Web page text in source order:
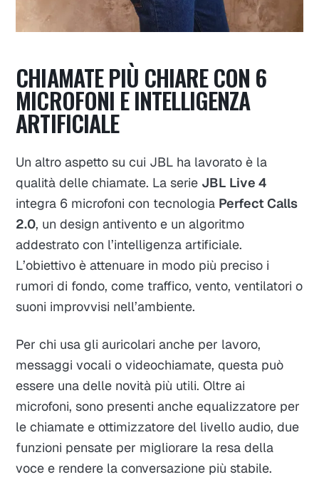
CHIAMATE PIÙ CHIARE CON 6
MICROFONI E INTELLIGENZA
ARTIFICIALE
Un altro aspetto su cui JBL ha lavorato è la
qualità delle chiamate. La serie JBL Live 4
integra 6 microfoni con tecnologia Perfect Calls
2.0, un design antivento e un algoritmo
addestrato con l’intelligenza artificiale.
L’obiettivo è attenuare in modo più preciso i
rumori di fondo, come traffico, vento, ventilatori o
suoni improvvisi nell’ambiente.
Per chi usa gli auricolari anche per lavoro,
messaggi vocali o videochiamate, questa può
essere una delle novità più utili. Oltre ai
microfoni, sono presenti anche equalizzatore per
le chiamate e ottimizzatore del livello audio, due
funzioni pensate per migliorare la resa della
voce e rendere la conversazione più stabile.